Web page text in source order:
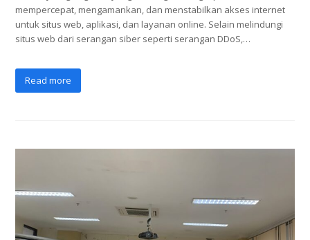
mempercepat, mengamankan, dan menstabilkan akses internet
untuk situs web, aplikasi, dan layanan online. Selain melindungi
situs web dari serangan siber seperti serangan DDoS,…
Read more